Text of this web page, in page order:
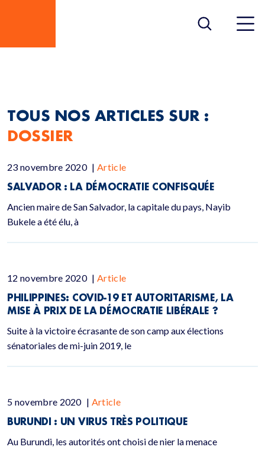
TOUS NOS ARTICLES SUR :
DOSSIER
23 novembre 2020 | Article
SALVADOR : LA DÉMOCRATIE CONFISQUÉE
Ancien maire de San Salvador, la capitale du pays, Nayib
Bukele a été élu, à
12 novembre 2020 | Article
PHILIPPINES: COVID-19 ET AUTORITARISME, LA
MISE À PRIX DE LA DÉMOCRATIE LIBÉRALE ?
Suite à la victoire écrasante de son camp aux élections
sénatoriales de mi-juin 2019, le
5 novembre 2020 | Article
BURUNDI : UN VIRUS TRÈS POLITIQUE
Au Burundi, les autorités ont choisi de nier la menace